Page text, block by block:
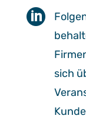

sich